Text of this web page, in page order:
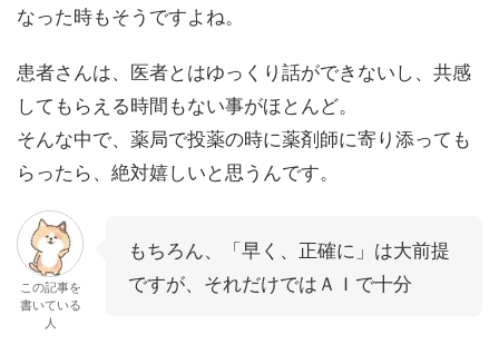
なった時もそうですよね。
患者さんは、医者とはゆっくり話ができないし、共感
してもらえる時間もない事がほとんど。
そんな中で、薬局で投薬の時に薬剤師に寄り添っても
らったら、絶対嬉しいと思うんです。
この記事を
書いている
人
もちろん、「早く、正確に」は大前提
ですが、それだけではＡＩで十分